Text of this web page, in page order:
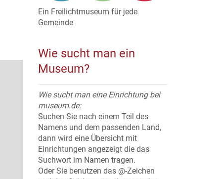
Ein Freilichtmuseum für jede
Gemeinde
Wie sucht man ein
Museum?
Wie sucht man eine Einrichtung bei
museum.de:
Suchen Sie nach einem Teil des
Namens und dem passenden Land,
dann wird eine Übersicht mit
Einrichtungen angezeigt die das
Suchwort im Namen tragen.
Oder Sie benutzen das @-Zeichen